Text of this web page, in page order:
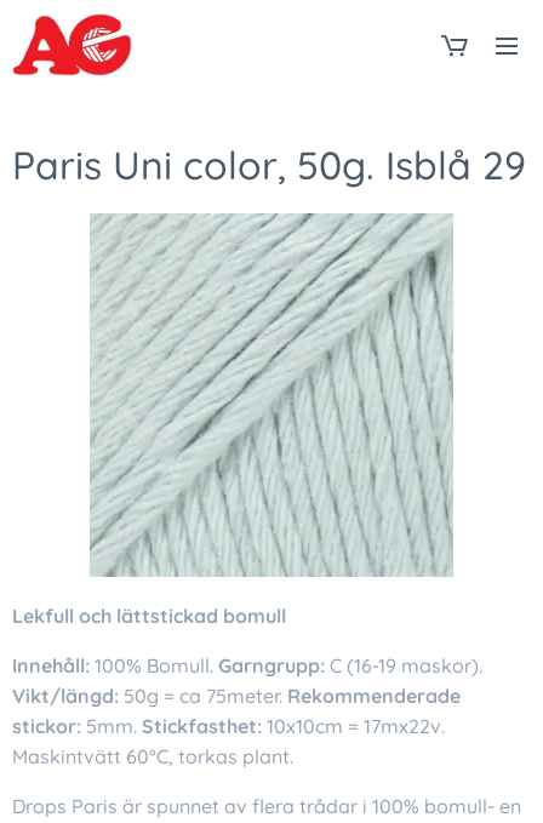
Paris Uni color, 50g. Isblå 29
Lekfull och lättstickad bomull
Innehåll: 100% Bomull. Garngrupp: C (16-19 maskor).
Vikt/längd: 50g = ca 75meter. Rekommenderade
stickor: 5mm. Stickfasthet: 10x10cm = 17mx22v.
Maskintvätt 60°C, torkas plant.
Drops Paris är spunnet av flera trådar i 100% bomull- en